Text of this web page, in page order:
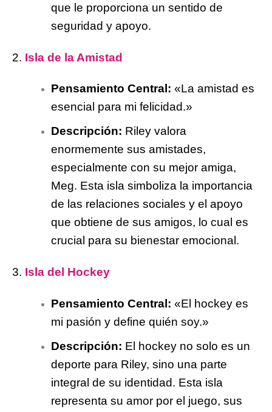
que le proporciona un sentido de
seguridad y apoyo.
2. Isla de la Amistad
Pensamiento Central: «La amistad es
esencial para mi felicidad.»
Descripción: Riley valora
enormemente sus amistades,
especialmente con su mejor amiga,
Meg. Esta isla simboliza la importancia
de las relaciones sociales y el apoyo
que obtiene de sus amigos, lo cual es
crucial para su bienestar emocional.
3. Isla del Hockey
Pensamiento Central: «El hockey es
mi pasión y define quién soy.»
Descripción: El hockey no solo es un
deporte para Riley, sino una parte
integral de su identidad. Esta isla
representa su amor por el juego, sus